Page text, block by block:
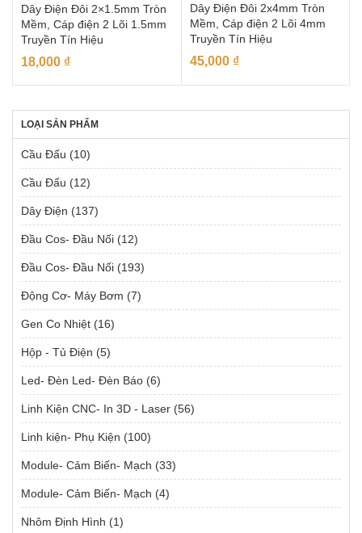
Dây Điện Đôi 2×1.5mm Tròn
Mềm, Cáp điện 2 Lõi 1.5mm
Truyền Tín Hiệu
18,000 ₫
Dây Điện Đôi 2x4mm Tròn
Mềm, Cáp điện 2 Lõi 4mm
Truyền Tín Hiệu
45,000 ₫
LOẠI SẢN PHẨM
Cầu Đấu (10)
Cầu Đấu (12)
Dây Điện (137)
Đầu Cos- Đầu Nối (12)
Đầu Cos- Đầu Nối (193)
Động Cơ- Máy Bơm (7)
Gen Co Nhiệt (16)
Hộp - Tủ Điện (5)
Led- Đèn Led- Đèn Báo (6)
Linh Kiện CNC- In 3D - Laser (56)
Linh kiện- Phụ Kiện (100)
Module- Cảm Biến- Mạch (33)
Module- Cảm Biến- Mạch (4)
Nhôm Định Hình (1)